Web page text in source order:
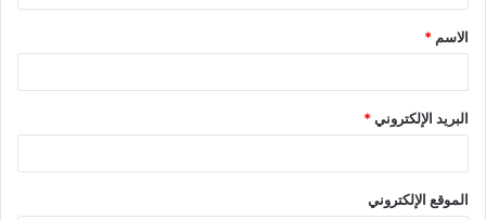
الاسم *
البريد الإلكتروني*
الموقع الإلكتروني